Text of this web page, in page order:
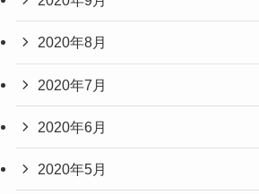
2020年8月
2020年7月
2020年6月
2020年5月